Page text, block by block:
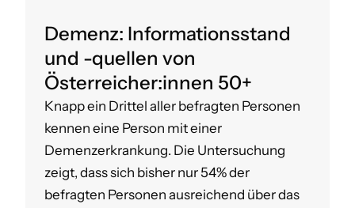
Demenz: Informationsstand
und -quellen von
Österreicher:innen 50+
Knapp ein Drittel aller befragten Personen
kennen eine Person mit einer
Demenzerkrankung. Die Untersuchung
zeigt, dass sich bisher nur 54% der
befragten Personen ausreichend über das